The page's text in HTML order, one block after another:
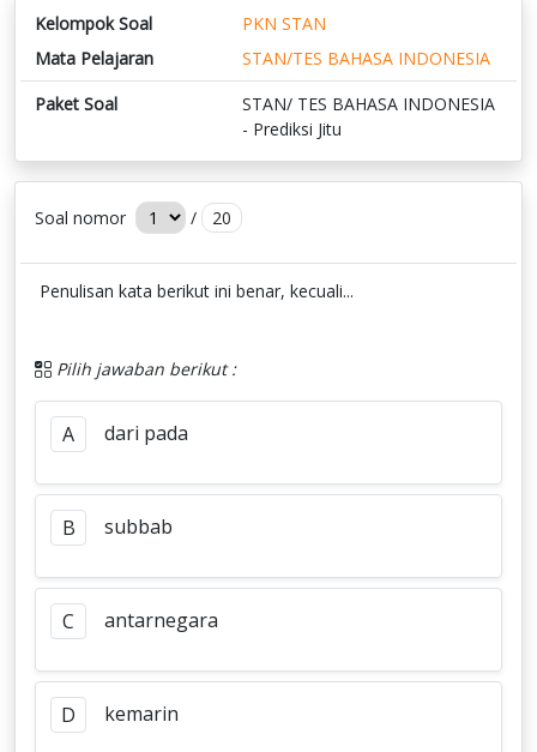
Kelompok Soal
PKN STAN
Mata Pelajaran
STAN/TES BAHASA INDONESIA
Paket Soal
STAN/ TES BAHASA INDONESIA
- Prediksi Jitu
Soal nomor / 20
Penulisan kata berikut ini benar, kecuali...
Pilih jawaban berikut :
A dari pada
B subbab
C antarnegara
D kemarin